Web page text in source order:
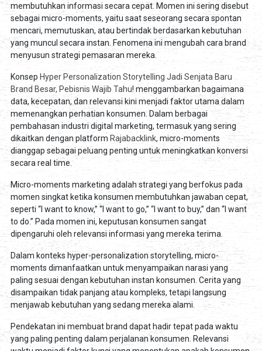
membutuhkan informasi secara cepat. Momen ini sering disebut
sebagai micro-moments, yaitu saat seseorang secara spontan
mencari, memutuskan, atau bertindak berdasarkan kebutuhan
yang muncul secara instan. Fenomena ini mengubah cara brand
menyusun strategi pemasaran mereka.
Konsep Hyper Personalization Storytelling Jadi Senjata Baru
Brand Besar, Pebisnis Wajib Tahu! menggambarkan bagaimana
data, kecepatan, dan relevansi kini menjadi faktor utama dalam
memenangkan perhatian konsumen. Dalam berbagai
pembahasan industri digital marketing, termasuk yang sering
dikaitkan dengan platformRajabacklink, micro-moments
dianggap sebagai peluang penting untuk meningkatkan konversi
secara real time.
Micro-moments marketing adalah strategi yang berfokus pada
momen singkat ketika konsumen membutuhkan jawaban cepat,
seperti “I want to know,” “I want to go,” “I want to buy,” dan “I want
to do.” Pada momen ini, keputusan konsumen sangat
dipengaruhi oleh relevansi informasi yang mereka terima.
Dalam konteks hyper-personalization storytelling, micro-
moments dimanfaatkan untuk menyampaikan narasi yang
paling sesuai dengan kebutuhan instan konsumen. Cerita yang
disampaikan tidak panjang atau kompleks, tetapi langsung
menjawab kebutuhan yang sedang mereka alami.
Pendekatan ini membuat brand dapat hadir tepat pada waktu
yang paling penting dalam perjalanan konsumen. Relevansi